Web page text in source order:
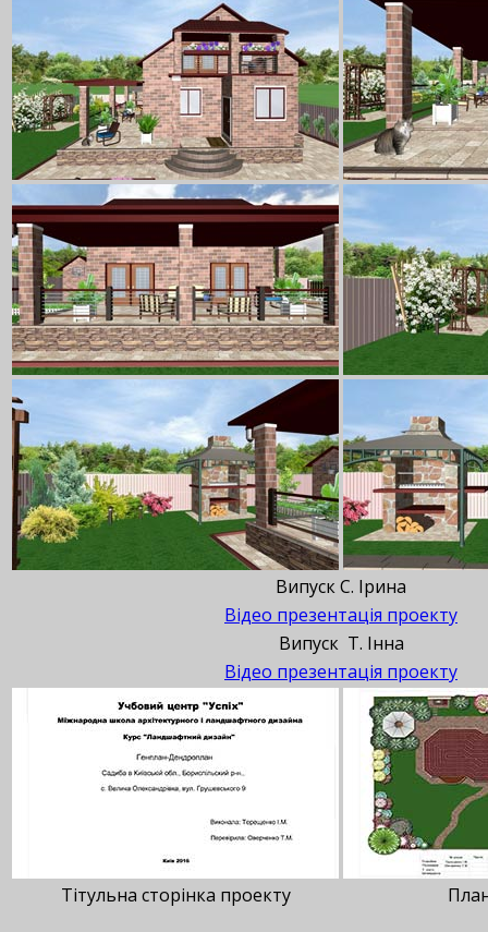
Випуск С. Ірина
Відео презентація проекту
Випуск Т. Інна
Відео презентація проекту
Тітульна сторінка проекту